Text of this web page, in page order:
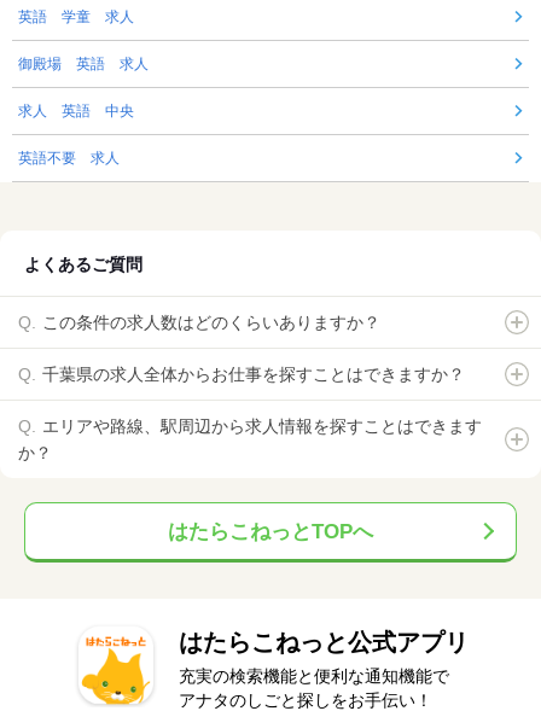
英語 学童 求人
御殿場 英語 求人
求人 英語 中央
英語不要 求人
よくあるご質問
この条件の求人数はどのくらいありますか？
千葉県の求人全体からお仕事を探すことはできますか？
エリアや路線、駅周辺から求人情報を探すことはできます
か？
はたらこねっとTOPへ
はたらこねっと公式アプリ
充実の検索機能と便利な通知機能で
アナタのしごと探しをお手伝い！